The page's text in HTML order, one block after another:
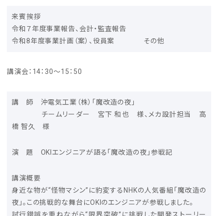
来賓挨拶
令和７年度事業報告、会計・監査報告
令和8年度事業計画（案）、役員案 その他
講演会：14：30～15：50
講 師 沖電気工業（株）「魔改造の夜」
チームリーダー 宮下 和也 様、メカ設計担当 高
橋 智久 様
演 題 OKIエンジニアが語る「魔改造の夜」参戦記
講演概要
身近な物が“怪物マシン”に豹変するNHKの人気番組「魔改造の
夜」。この挑戦的な舞台にOKIのエンジニアが参戦しました。